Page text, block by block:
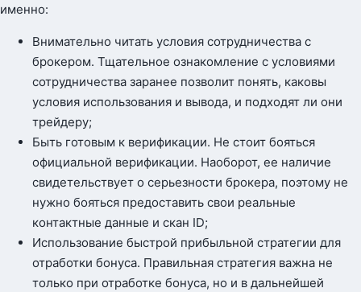
именно:
Внимательно читать условия сотрудничества с
брокером. Тщательное ознакомление с условиями
сотрудничества заранее позволит понять, каковы
условия использования и вывода, и подходят ли они
трейдеру;
Быть готовым к верификации. Не стоит бояться
официальной верификации. Наоборот, ее наличие
свидетельствует о серьезности брокера, поэтому не
нужно бояться предоставить свои реальные
контактные данные и скан ID;
Использование быстрой прибыльной стратегии для
отработки бонуса. Правильная стратегия важна не
только при отработке бонуса, но и в дальнейшей